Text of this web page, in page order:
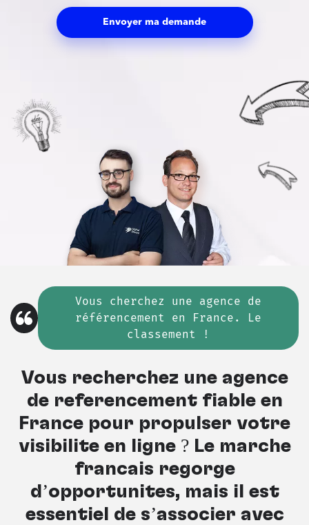
Envoyer ma demande
Vous cherchez une agence de
référencement en France. Le
classement !
Vous recherchez une agence
de référencement fiable en
France pour propulser votre
visibilité en ligne ? Le marché
français regorge
d’opportunités, mais il est
essentiel de s’associer avec